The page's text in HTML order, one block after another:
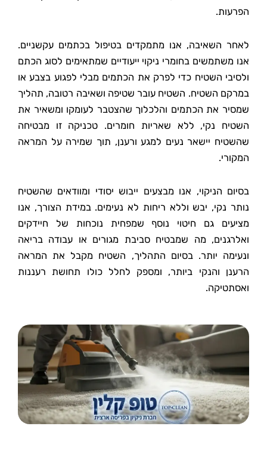
הפרעות.
לאחר השאיבה, אנו מתמקדים בטיפול בכתמים עקשניים.
אנו משתמשים בחומרי ניקוי ייעודיים שמתאימים לסוג הכתם
ולסיבי השטיח כדי לפרק את הכתמים מבלי לפגוע בצבע או
במרקם השטיח. השטיח עובר שטיפה ושאיבה רטובה, תהליך
שמסיר את הכתמים והלכלוך שהצטבר לעומקו ומשאיר את
השטיח נקי, ללא שאריות חומרים. טכניקה זו מבטיחה
שהשטיח יישאר נעים למגע ורענן, תוך שמירה על המראה
המקורי.
בסיום הניקוי, אנו מבצעים ייבוש יסודי ומוודאים שהשטיח
נותר נקי, יבש וללא ריחות לא נעימים. במידת הצורך, אנו
מציעים גם חיטוי נוסף שמפחית נוכחות של חיידקים
ואלרגנים, מה שמבטיח סביבת מגורים או עבודה בריאה
ונעימה יותר. בסיום התהליך, השטיח מקבל את המראה
הרענן והנקי ביותר, ומספק לחלל כולו תחושת רעננות
ואסתטיקה.